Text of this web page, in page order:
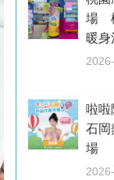
場
暖身
啦
石岡
場